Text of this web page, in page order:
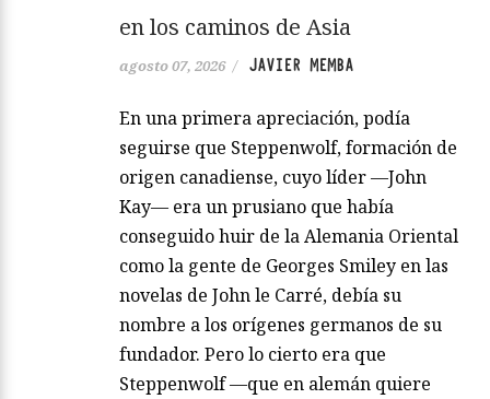
en los caminos de Asia
agosto 07, 2026 / JAVIER MEMBA
En una primera apreciación, podía
seguirse que Steppenwolf, formación de
origen canadiense, cuyo líder —John
Kay— era un prusiano que había
conseguido huir de la Alemania Oriental
como la gente de Georges Smiley en las
novelas de John le Carré, debía su
nombre a los orígenes germanos de su
fundador. Pero lo cierto era que
Steppenwolf —que en alemán quiere